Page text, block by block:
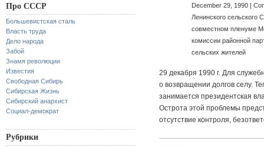
Про СССР
Большевистская сталь
Власть труда
Дело народа
Забой
Знамя революции
Известия
Свободная Сибирь
Сибирская Жизнь
Сибирский анархист
Социал-демократ
Рубрики
December 29, 1990 |
Ленинского сельского
совместном пленуме
комиссии районной
сельских жителей
29 декабря 1990 г. Для
о возвращении долгов селу.
занимается президентская
Острота этой проблемы
отсутствие контроля,